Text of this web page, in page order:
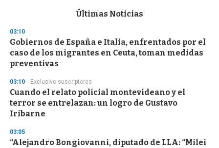
d
s
o
f
3
s
e
c
o
n
Últimas Noticias
03:10
Gobiernos de España e Italia, enfrentados por el
caso de los migrantes en Ceuta, toman medidas
preventivas
03:10 Exclusivo suscriptores
Cuando el relato policial montevideano y el
terror se entrelazan: un logro de Gustavo
Iribarne
03:05
“Alejandro Bongiovanni, diputado de LLA: “Milei